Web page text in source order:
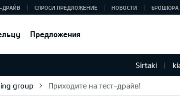
Предложения
ДРАЙВ СПРОСИ ПРЕДЛОЖЕНИЕ НОВОСТИ БРОШЮРА
Sirtaki
group Приходите на тест-драйв!